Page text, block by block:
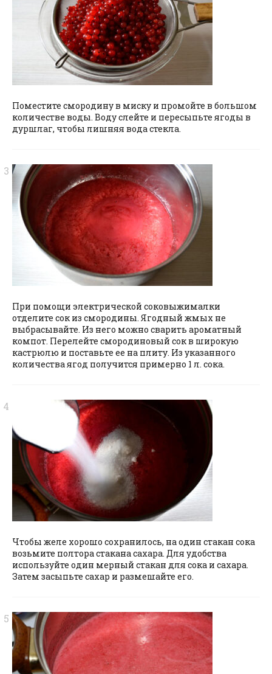
Поместите смородину в миску и промойте в большом
количестве воды. Воду слейте и пересыпьте ягоды в
дуршлаг, чтобы лишняя вода стекла.
При помощи электрической соковыжималки
отделите сок из смородины. Ягодный жмых не
выбрасывайте. Из него можно сварить ароматный
компот. Перелейте смородиновый сок в широкую
кастрюлю и поставьте ее на плиту. Из указанного
количества ягод получится примерно 1 л. сока.
Чтобы желе хорошо сохранилось, на один стакан сока
возьмите полтора стакана сахара. Для удобства
используйте один мерный стакан для сока и сахара.
Затем засыпьте сахар и размешайте его.